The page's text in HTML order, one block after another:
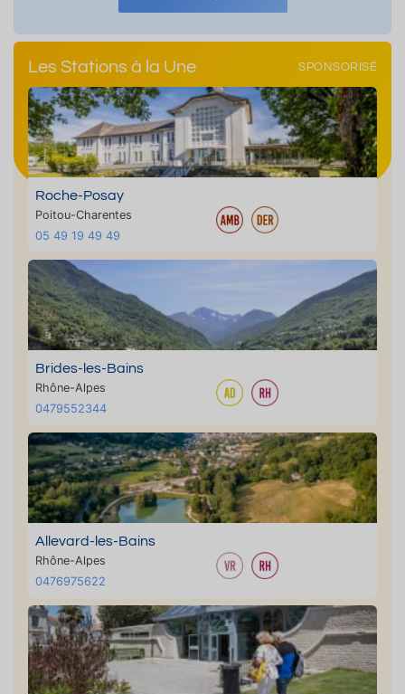
Les Stations à la Une SPONSORISÉ
Roche-Posay
Poitou-Charentes
05 49 19 49 49
Brides-les-Bains
Rhône-Alpes
0479552344
Allevard-les-Bains
Rhône-Alpes
0476975622